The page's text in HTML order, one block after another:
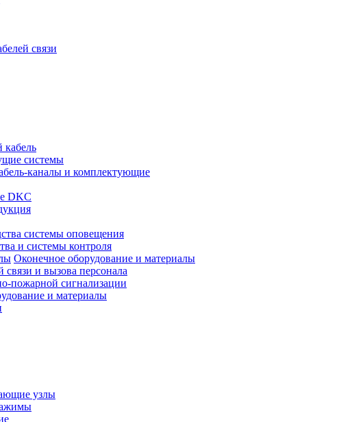
связи
кабель
системы
каналы и комплектующие
DKC
системы оповещения
и системы контроля
Оконечное оборудование и материалы
связи и вызова персонала
пожарной сигнализации
и материалы
узлы